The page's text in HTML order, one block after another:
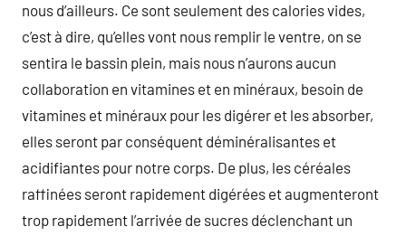
nous d’ailleurs. Ce sont seulement des calories vides,
c’est à dire, qu’elles vont nous remplir le ventre, on se
sentira le bassin plein, mais nous n’aurons aucun
collaboration en vitamines et en minéraux, besoin de
vitamines et minéraux pour les digérer et les absorber,
elles seront par conséquent déminéralisantes et
acidifiantes pour notre corps. De plus, les céréales
raffinées seront rapidement digérées et augmenteront
trop rapidement l’arrivée de sucres déclenchant un